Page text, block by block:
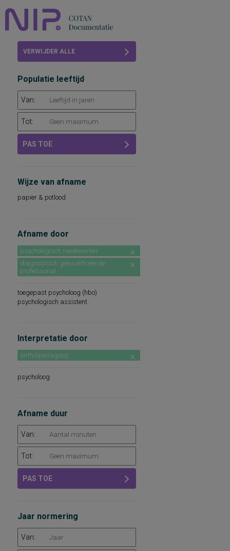
Abonneren
VERWIJDER ALLE
Populatie leeftijd
Van:
Tot:
PAS TOE
Wijze van afname
papier & potlood
Afname door
psychologisch medewerker
diagnostisch gekwalificeerde
professional
toegepast psycholoog (hbo)
psychologisch assistent
Interpretatie door
(ortho)pedagoog
psycholoog
Afname duur
Van:
Tot:
PAS TOE
Jaar normering
Van: